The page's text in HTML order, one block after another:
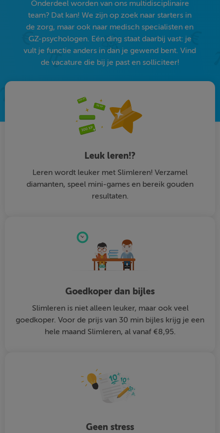
Onderdeel worden van ons multidisciplinaire
team? Dat kan! We zijn op zoek naar starters in
de zorg, maar ook naar medisch specialisten en
GZ-psychologen. Eén ding staat daarbij vast: je
vult je functie anders in dan je gewend bent. Vind
de vacature die bij je past en solliciteer!
Leuk leren!?
Leren wordt leuker met Slimleren! Verzamel
diamanten, speel mini-games en bereik gouden
resultaten.
Goedkoper dan bijles
Slimleren is niet alleen leuker, maar ook veel
goedkoper. Voor de prijs van 30 min bijles krijg je een
hele maand Slimleren, al vanaf €8,95.
Geen stress